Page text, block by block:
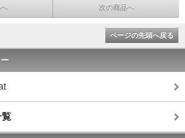
次の商品へ
ページの先頭へ戻る
覧